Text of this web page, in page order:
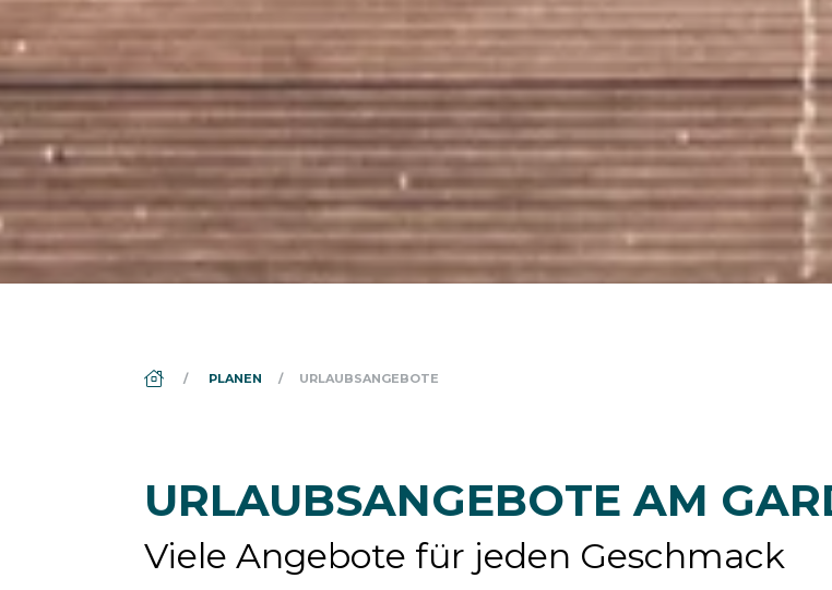
DS_BREADCRUMB.HOME
PLANEN URLAUBSANGEBOTE
URLAUBSANGEBOTE AM
Viele Angebote für jeden Geschmack